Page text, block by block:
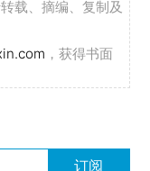
载、摘编、复制及
，获得书面
订阅